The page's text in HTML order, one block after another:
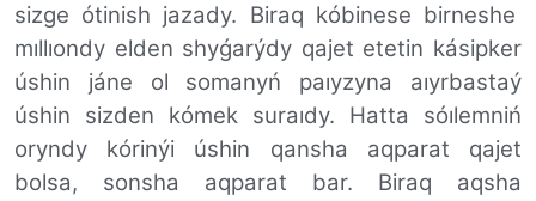
sizge ótinish jazady. Biraq kóbinese birneshe
mıllıondy elden shyǵarýdy qajet etetin kásipker
úshin jáne ol somanyń paıyzyna aıyrbastaý
úshin sizden kómek suraıdy. Hatta sóılemniń
oryndy kórinýi úshin qansha aqparat qajet
bolsa, sonsha aqparat bar. Biraq aqsha